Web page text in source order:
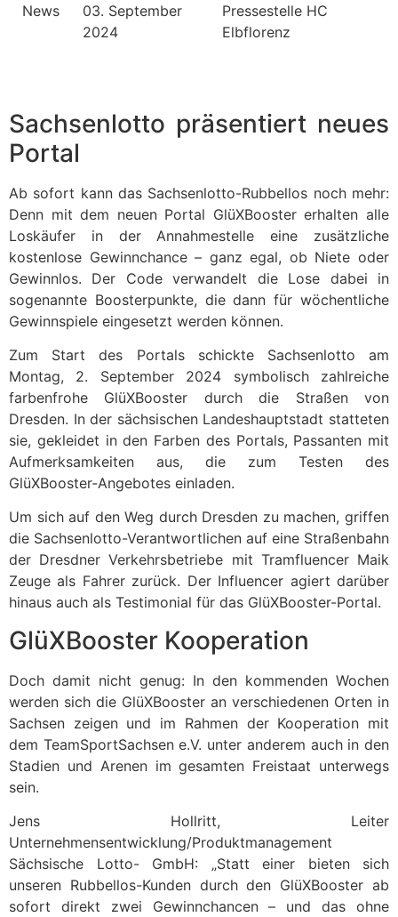
News
03. September
2024
Pressestelle HC
Elbflorenz
Sachsenlotto präsentiert neues
Portal
Ab sofort kann das Sachsenlotto-Rubbellos noch mehr:
Denn mit dem neuen Portal GlüXBooster erhalten alle
Loskäufer in der Annahmestelle eine zusätzliche
kostenlose Gewinnchance – ganz egal, ob Niete oder
Gewinnlos. Der Code verwandelt die Lose dabei in
sogenannte Boosterpunkte, die dann für wöchentliche
Gewinnspiele eingesetzt werden können.
Zum Start des Portals schickte Sachsenlotto am
Montag, 2. September 2024 symbolisch zahlreiche
farbenfrohe GlüXBooster durch die Straßen von
Dresden. In der sächsischen Landeshauptstadt statteten
sie, gekleidet in den Farben des Portals, Passanten mit
Aufmerksamkeiten aus, die zum Testen des
GlüXBooster-Angebotes einladen.
Um sich auf den Weg durch Dresden zu machen, griffen
die Sachsenlotto-Verantwortlichen auf eine Straßenbahn
der Dresdner Verkehrsbetriebe mit Tramfluencer Maik
Zeuge als Fahrer zurück. Der Influencer agiert darüber
hinaus auch als Testimonial für das GlüXBooster-Portal.
GlüXBooster Kooperation
Doch damit nicht genug: In den kommenden Wochen
werden sich die GlüXBooster an verschiedenen Orten in
Sachsen zeigen und im Rahmen der Kooperation mit
dem TeamSportSachsen e.V. unter anderem auch in den
Stadien und Arenen im gesamten Freistaat unterwegs
sein.
Jens Hollritt, Leiter
Unternehmensentwicklung/Produktmanagement
Sächsische Lotto- GmbH: „Statt einer bieten sich
unseren Rubbellos-Kunden durch den GlüXBooster ab
sofort direkt zwei Gewinnchancen – und das ohne